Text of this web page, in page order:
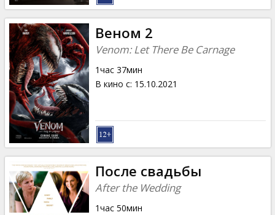
Веном 2
Venom: Let There Be Carnage
1час 37мин
В кино с: 15.10.2021
После свадьбы
After the Wedding
1час 50мин